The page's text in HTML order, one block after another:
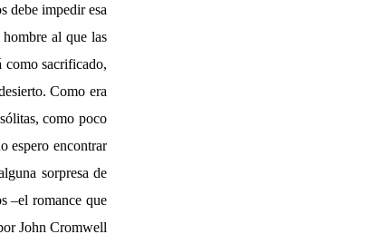
debe impedir esa
al que las
como sacrificado,
Como era
como poco
espero encontrar
sorpresa de
–el romance que
John Cromwell